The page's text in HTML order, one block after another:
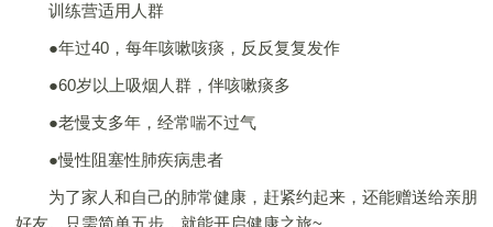
训练营适用人群
●年过40，每年咳嗽咳痰，反反复复发作
●60岁以上吸烟人群，伴咳嗽痰多
●老慢支多年，经常喘不过气
●慢性阻塞性肺疾病患者
为了家人和自己的肺常健康，赶紧约起来，还能赠送给亲朋